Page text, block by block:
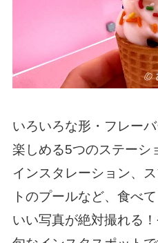
いろいろな形・フレー
楽しめる5つのステーシ
インスタレーション、
トのプールなど、食べ
いい写真が絶対撮れる